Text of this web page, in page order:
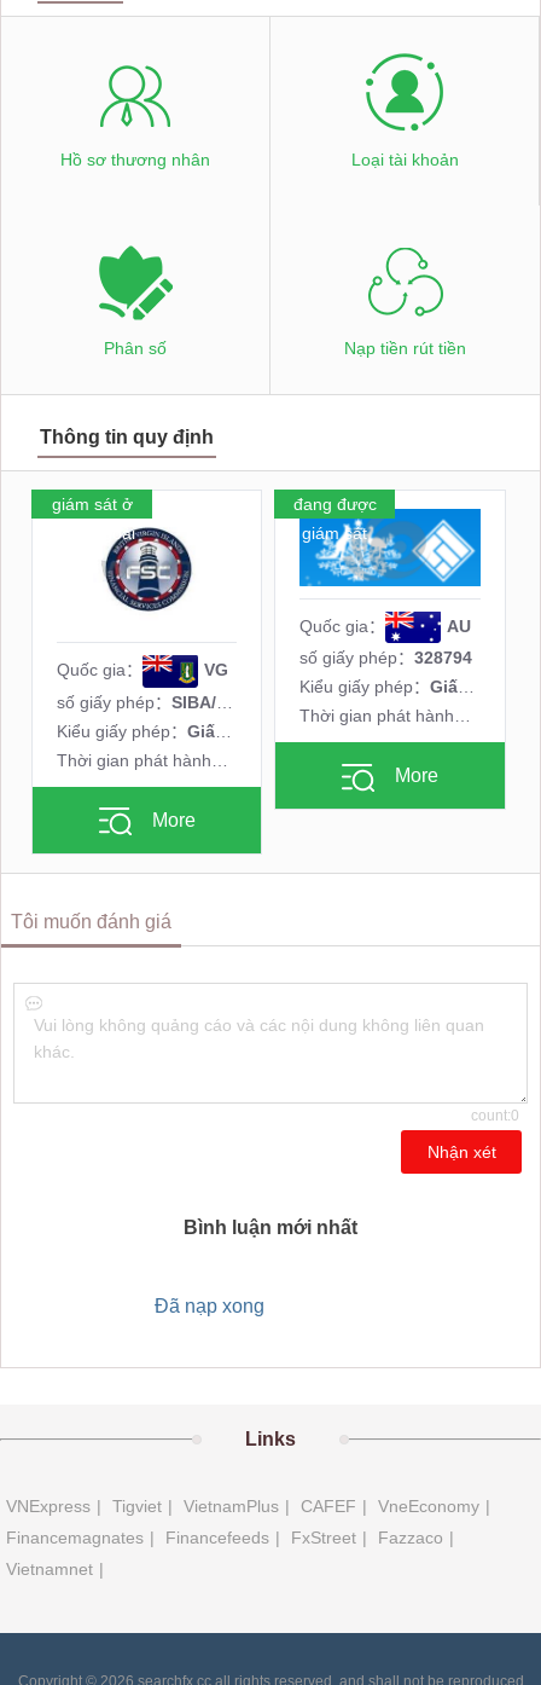
Hồ sơ thương nhân Loại tài khoản
Phân số Nạp tiền rút tiền
Thông tin quy định
Quốc gia：
VG
số giấy phép： SIBA/L/19/1122
Kiểu giấy phép： Giấy phép Forex bán lẻ
More
giám sát ở
nước ngoài
Quốc gia：
AU
số giấy phép：328794
Kiểu giấy phép：Giấy phép đầy đủ MM
Thời gian phát hành：
More
đang được
giám sát
Tôi muốn đánh giá
count:0
Vui lòng không quảng cáo và các nội dung không liên quan
khác.
Nhận xét
Bình luận mới nhất
Đã nạp xong
Links
VNExpress | Tigviet | VietnamPlus | CAFEF | VneEconomy |
Financemagnates | Financefeeds | FxStreet | Fazzaco |
Vietnamnet |
Copyright © 2026 searchfx.cc all rights reserved, and shall not be reproduced